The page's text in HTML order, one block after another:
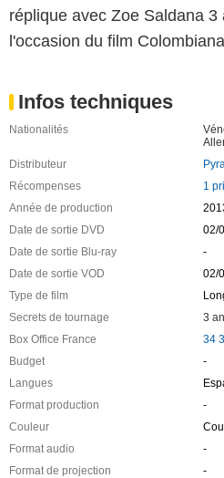
réplique avec Zoe Saldana 3
l'occasion du film
Infos techniques
Nationalités
Distributeur
Récompenses
1
Année de production
Date de sortie DVD
02/
Date de sortie Blu-ray
-
Date de sortie VOD
02/
Type de film
Secrets de tournage
3
Box Office France
34
Budget
-
Langues
Format production
-
Couleur
Format audio
-
Format de projection
-